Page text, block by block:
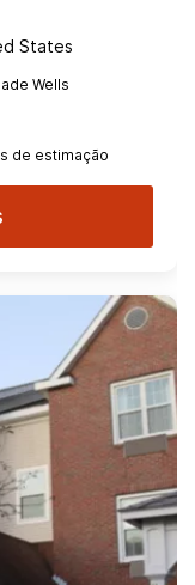
States
Wells
de estimação